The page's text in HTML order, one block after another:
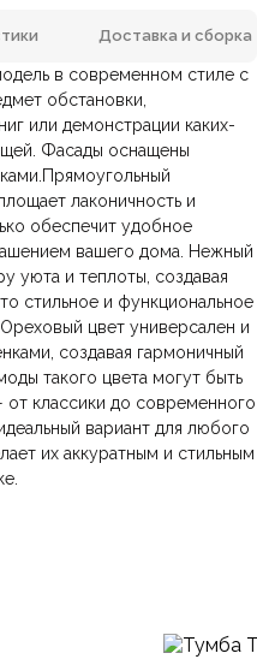
Доставка и сборка
в современном стиле с
обстановки,
или демонстрации каких-
Фасады оснащены
лаконичность и
обеспечит удобное
вашего дома. Нежный
уюта и теплоты, создавая
стильное и функциональное
цвет универсален и
создавая гармоничный
такого цвета могут быть
классики до современного
вариант для любого
их аккуратным и стильным
Металл, Шпон
1800х450х500 мм.
Современный,
Итальянский, Модерн
Россия
Под заказ
через транспортную
—до 7 дней.
быстрая
в день заказа.
— наличными или картой
— для юридических и
и безопасная через
первым.
Ваша эл.почта